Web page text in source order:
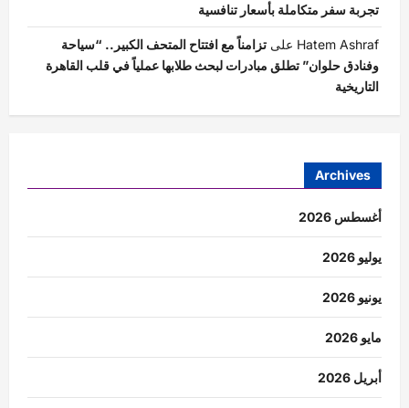
تجربة سفر متكاملة بأسعار تنافسية
Hatem Ashraf على تزامناً مع افتتاح المتحف الكبير.. “سياحة
وفنادق حلوان” تطلق مبادرات لبحث طلابها عملياً في قلب القاهرة
التاريخية
Archives
أغسطس 2026
يوليو 2026
يونيو 2026
مايو 2026
أبريل 2026